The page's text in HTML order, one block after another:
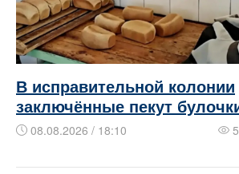
В исправительной колонии
заключённые пекут
08.08.2026 / 18:10